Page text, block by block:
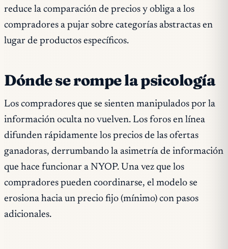
reduce la comparación de precios y obliga a los
compradores a pujar sobre categorías abstractas en
lugar de productos específicos.
Dónde se rompe la psicología
Los compradores que se sienten manipulados por la
información oculta no vuelven. Los foros en línea
difunden rápidamente los precios de las ofertas
ganadoras, derrumbando la asimetría de información
que hace funcionar a NYOP. Una vez que los
compradores pueden coordinarse, el modelo se
erosiona hacia un precio fijo (mínimo) con pasos
adicionales.